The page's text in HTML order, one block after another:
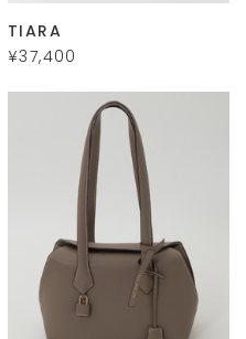
TIARA
¥37,400